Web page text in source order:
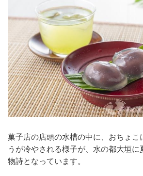
菓子店の店頭の水槽の中に、おちょこ
うが冷やされる様子が、水の都大垣
物詩となっています。